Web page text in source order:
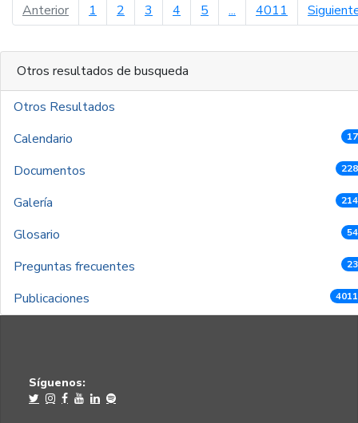
Anteriorpágina anterior
1 2 3 4 5 ... 4011
Otros resultados de busqueda
Otros Resultados
Calendario
Documentos
Galería
Glosario
Preguntas frecuentes
Publicaciones
Síguenos: